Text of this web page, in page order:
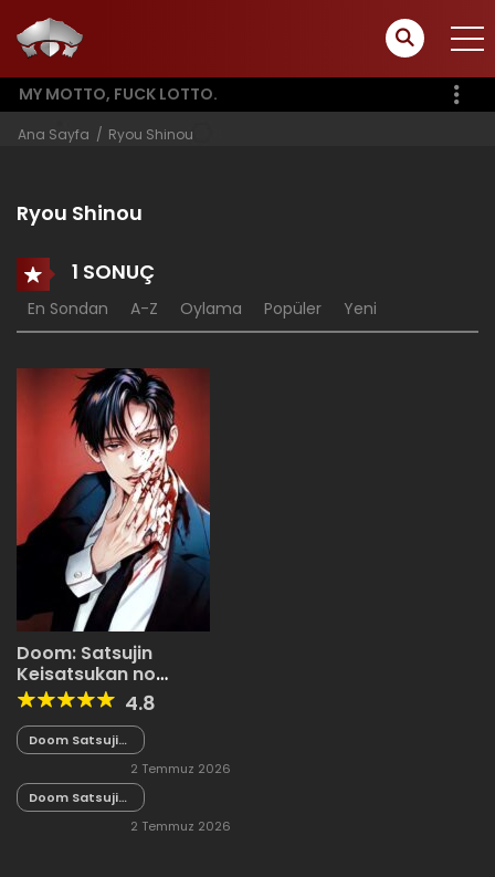
MY MOTTO, FUCK LOTTO.
Ana Sayfa Ryou Shinou
Ryou Shinou
1 SONUÇ
En Sondan A-Z Oylama Popüler Yeni
Doom: Satsujin
Keisatsukan no
Danzairoku 4.8
Doom Satsujin
Keisatsukan
06.02
2 Temmuz 2026
Doom Satsujin
Keisatsukan
2 Temmuz 2026